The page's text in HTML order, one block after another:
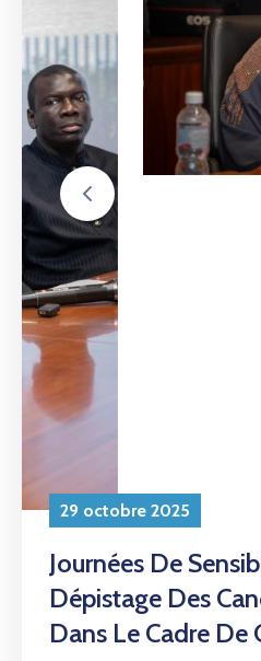
29 octobre 2025
Journées De
Dépistage Des
Dans Le Cadre De
Lire la suite